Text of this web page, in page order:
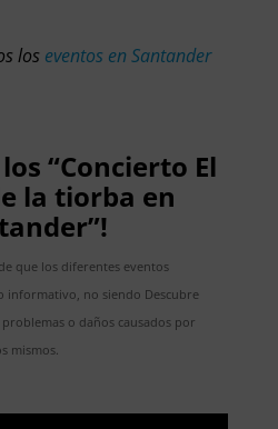
los eventos en Santander
“Concierto El
la tiorba en
que los diferentes eventos
informativo, no siendo Descubre
o daños causados por
mismos.